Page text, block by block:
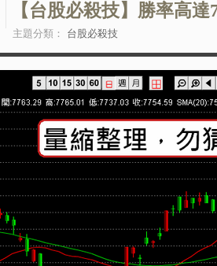
【台股必殺技】勝率高
主題分類： 台股必殺技